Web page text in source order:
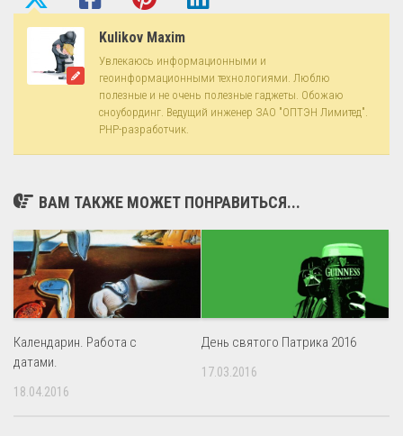
Kulikov Maxim
Увлекаюсь информационными и
геоинформационными технологиями. Люблю
полезные и не очень полезные гаджеты. Обожаю
сноубординг. Ведущий инженер ЗАО "ОПТЭН Лимитед".
PHP-разработчик.
ВАМ ТАКЖЕ МОЖЕТ ПОНРАВИТЬСЯ...
Календарин. Работа с
датами.
18.04.2016
День святого Патрика 2016
17.03.2016